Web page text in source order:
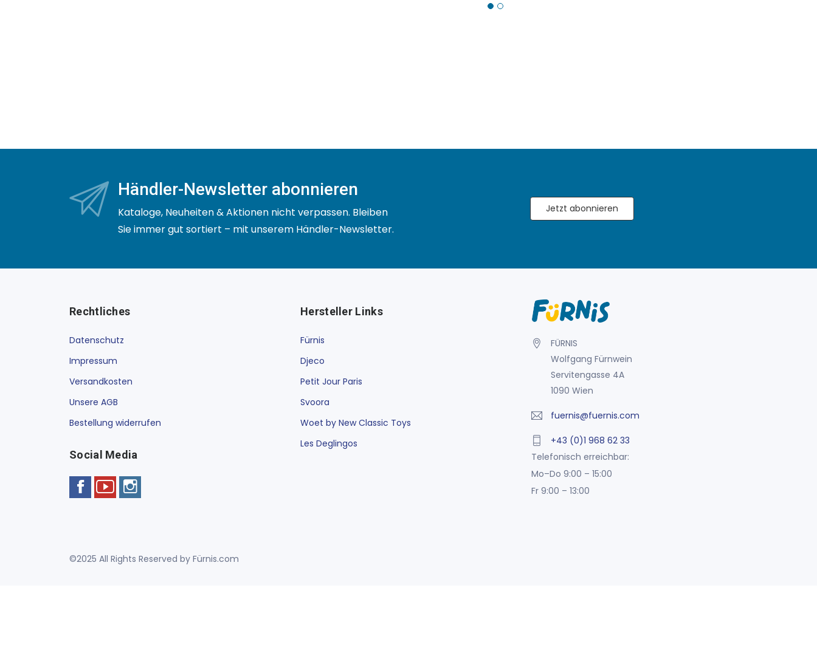
Händler-Newsletter abonnieren
Kataloge, Neuheiten & Aktionen nicht verpassen. Bleiben
Sie immer gut sortiert – mit unserem Händler-Newsletter.
Jetzt abonnieren
Rechtliches
Datenschutz
Impressum
Versandkosten
Unsere AGB
Bestellung widerrufen
Social Media
Hersteller Links
Fürnis
Djeco
Petit Jour Paris
Svoora
Woet by New Classic Toys
Les Deglingos
FÜRNIS
Wolfgang Fürnwein
Servitengasse 4A
1090 Wien
fuernis@fuernis.com
+43 (0)1 968 62 33
Telefonisch erreichbar:
Mo–Do 9:00 – 15:00
Fr 9:00 – 13:00
©2025 All Rights Reserved by Fürnis.com